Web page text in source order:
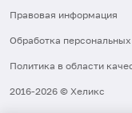
Правовая информация
Обработка
Политика в области
2016-2026 © Хеликс